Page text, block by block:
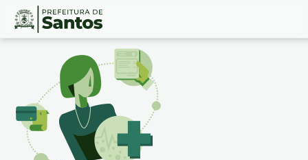
Ir
Conteúdo